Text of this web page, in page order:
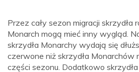
Przez cały sezon migracji skrzydła
Monarch mogą mieć inny wygląd.
skrzydła Monarchy wydają się
czerwone niż skrzydła Monarchów
części sezonu. Dodatkowo